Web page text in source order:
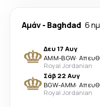
Αμάν- Baghdad 6
Δευ 17 Αυγ
AMM-BGW·
Royal Jordanian
Σάβ 22 Αυγ
BGW-AMM·
Royal Jordanian